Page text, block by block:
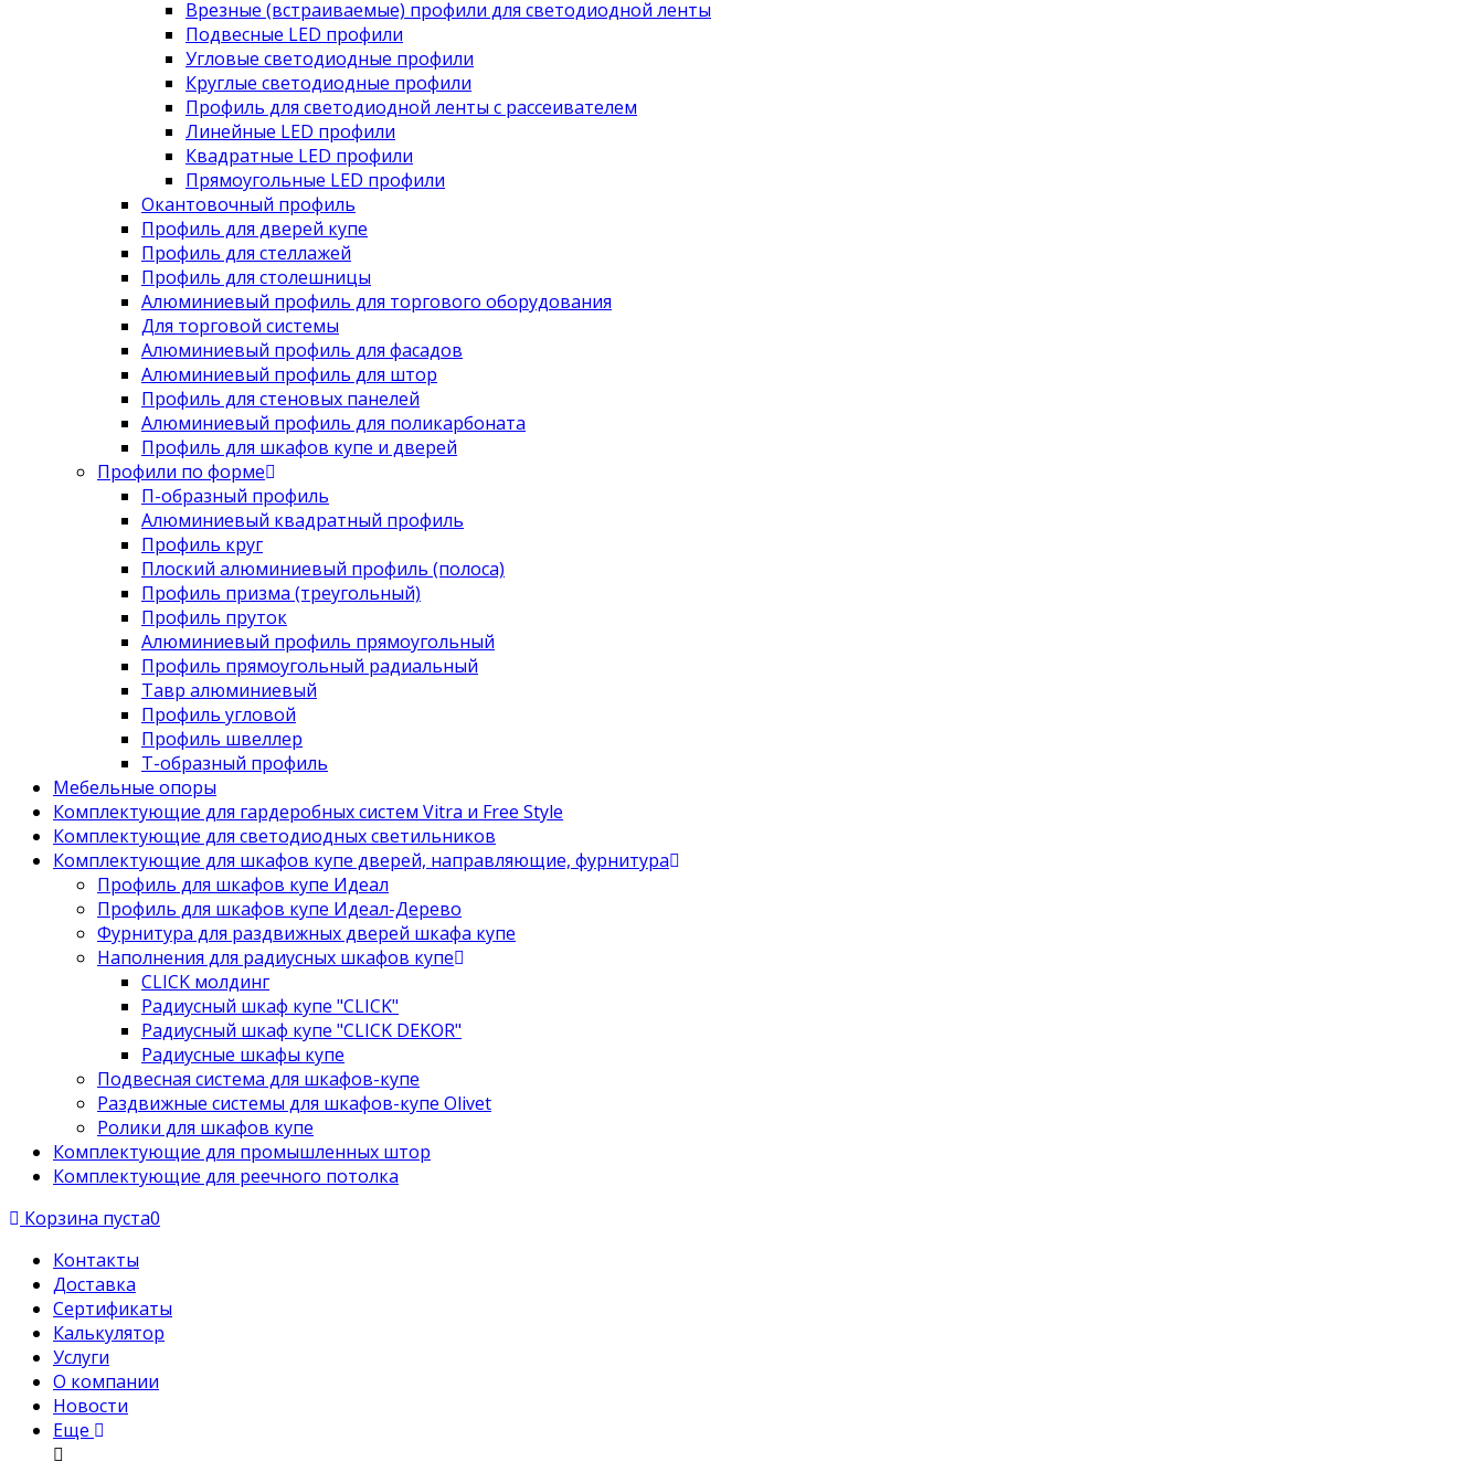
Врезные (встраиваемые) профили для светодиодной ленты
Подвесные LED профили
Угловые светодиодные профили
Круглые светодиодные профили
Профиль для светодиодной ленты с рассеивателем
Линейные LED профили
Квадратные LED профили
Прямоугольные LED профили
Окантовочный профиль
Профиль для дверей купе
Профиль для стеллажей
Профиль для столешницы
Алюминиевый профиль для торгового оборудования
Для торговой системы
Алюминиевый профиль для фасадов
Алюминиевый профиль для штор
Профиль для стеновых панелей
Алюминиевый профиль для поликарбоната
Профиль для шкафов купе и дверей
Профили по форме
П-образный профиль
Алюминиевый квадратный профиль
Профиль круг
Плоский алюминиевый профиль (полоса)
Профиль призма (треугольный)
Профиль пруток
Алюминиевый профиль прямоугольный
Профиль прямоугольный радиальный
Тавр алюминиевый
Профиль угловой
Профиль швеллер
Т-образный профиль
Мебельные опоры
Комплектующие для гардеробных систем Vitra и Free Style
Комплектующие для светодиодных светильников
Комплектующие для шкафов купе дверей, направляющие, фурнитура
Профиль для шкафов купе Идеал
Профиль для шкафов купе Идеал-Дерево
Фурнитура для раздвижных дверей шкафа купе
Наполнения для радиусных шкафов купе
CLICK молдинг
Радиусный шкаф купе "CLICK"
Радиусный шкаф купе "CLICK DEKOR"
Радиусные шкафы купе
Подвесная система для шкафов-купе
Раздвижные системы для шкафов-купе Olivet
Ролики для шкафов купе
Комплектующие для промышленных штор
Комплектующие для реечного потолка
Корзина пуста0
Контакты
Доставка
Сертификаты
Калькулятор
Услуги
О компании
Новости
Еще